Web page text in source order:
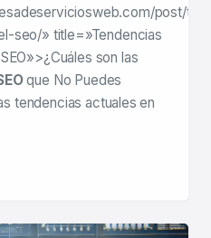
post/
seo/» title=»Tendencias
son las
que No Puedes
tendencias actuales en